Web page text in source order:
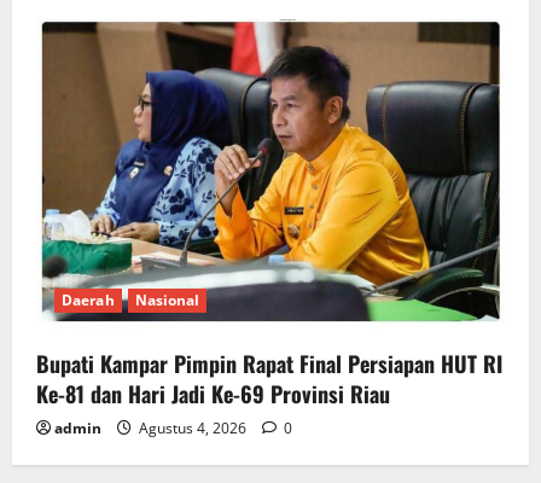
Daerah Nasional
Bupati Kampar Pimpin Rapat Final Persiapan HUT RI
Ke-81 dan Hari Jadi Ke-69 Provinsi Riau
admin Agustus 4, 2026 0